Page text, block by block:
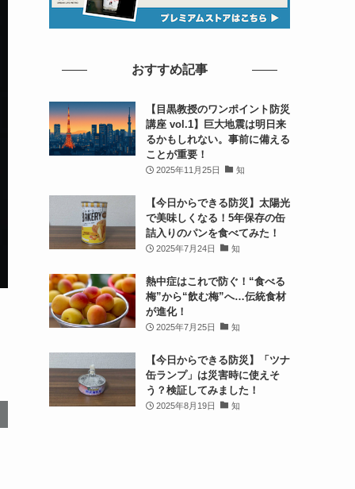
おすすめ記事
【目黒教授のワンポイント防災
講座 vol.1】巨大地震は明日来
るかもしれない。事前に備える
ことが重要！
2025年11月25日 知
【今日からできる防災】太陽光
で美味しくなる！5年保存の缶
詰入りのパンを食べてみた！
2025年7月24日 知
熱中症はこれで防ぐ！“食べる
梅”から“飲む梅”へ…伝統食材
が進化！
2025年7月25日 知
【今日からできる防災】「ツナ
缶ランプ」は災害時に使えそ
う？検証してみました！
2025年8月19日 知